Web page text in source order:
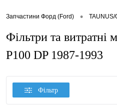
Запчастини Форд (Ford) •
Фільтри та витратні
P100 DP 1987-1993
Фільтр